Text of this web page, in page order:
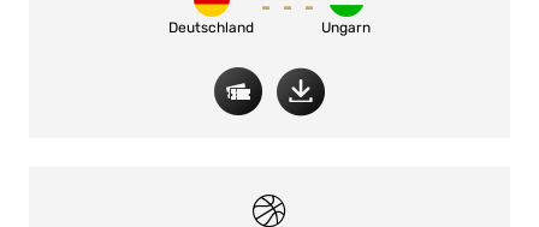
Deutschland
- - -
Ungarn